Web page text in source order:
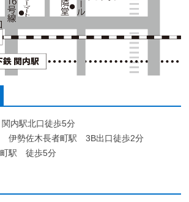
内駅北口徒歩5分
伊勢佐木長者町駅 3B出口徒歩2分
町駅 徒歩5分